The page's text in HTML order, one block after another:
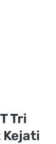
Tri